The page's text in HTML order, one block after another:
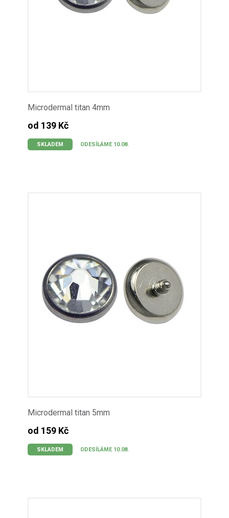
Microdermal titan 4mm
od 139 Kč
SKLADEM ODESÍLÁME 10.08.
Microdermal titan 5mm
od 159 Kč
SKLADEM ODESÍLÁME 10.08.